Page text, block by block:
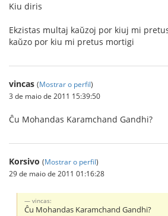
Kiu diris
Ekzistas multaj kaŭzoj por kiuj mi
kaŭzo por kiu mi pretus mortigi
vincas (Mostrar o perfil)
3 de maio de 2011 15:39:50
Ĉu Mohandas Karamchand Gandhi?
Korsivo (Mostrar o perfil)
29 de maio de 2011 01:16:28
vincas:
Ĉu Mohandas Karamchand Gandhi?